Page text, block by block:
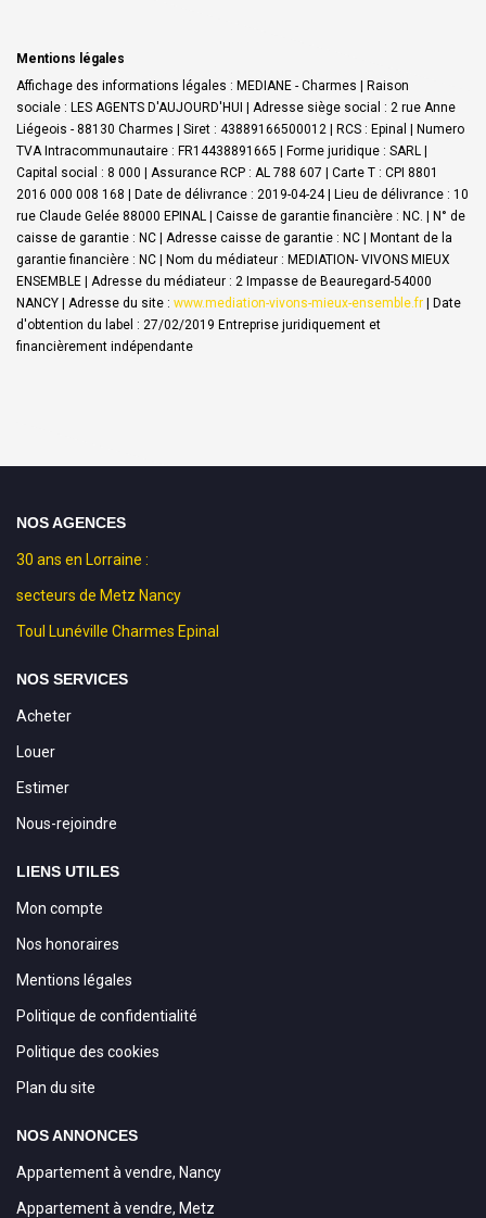
Mentions légales
Affichage des informations légales : MEDIANE - Charmes | Raison
sociale : LES AGENTS D'AUJOURD'HUI | Adresse siège social : 2 rue Anne
Liégeois - 88130 Charmes | Siret : 43889166500012 | RCS : Epinal | Numero
TVA Intracommunautaire : FR14438891665 | Forme juridique : SARL |
Capital social : 8 000 | Assurance RCP : AL 788 607 | Carte T : CPI 8801
2016 000 008 168 | Date de délivrance : 2019-04-24 | Lieu de délivrance : 10
rue Claude Gelée 88000 EPINAL | Caisse de garantie financière : NC. | N° de
caisse de garantie : NC | Adresse caisse de garantie : NC | Montant de la
garantie financière : NC | Nom du médiateur : MEDIATION- VIVONS MIEUX
ENSEMBLE | Adresse du médiateur : 2 Impasse de Beauregard-54000
NANCY | Adresse du site : www.mediation-vivons-mieux-ensemble.fr | Date
d'obtention du label : 27/02/2019 Entreprise juridiquement et
financièrement indépendante
NOS AGENCES
30 ans en Lorraine :
secteurs de Metz Nancy
Toul Lunéville Charmes Epinal
NOS SERVICES
Acheter
Louer
Estimer
Nous-rejoindre
LIENS UTILES
Mon compte
Nos honoraires
Mentions légales
Politique de confidentialité
Politique des cookies
Plan du site
NOS ANNONCES
Appartement à vendre, Nancy
Appartement à vendre, Metz